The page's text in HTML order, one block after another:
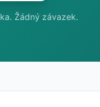
Žádný závazek.